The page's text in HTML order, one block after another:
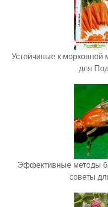
Устойчивые к морковной
для
Эффективные методы
советы